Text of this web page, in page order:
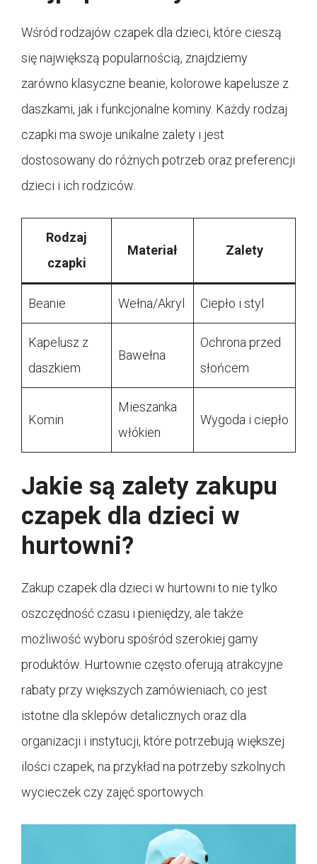
Wśród rodzajów czapek dla dzieci, które cieszą
się największą popularnością, znajdziemy
zarówno klasyczne beanie, kolorowe kapelusze z
daszkami, jak i funkcjonalne kominy. Każdy rodzaj
czapki ma swoje unikalne zalety i jest
dostosowany do różnych potrzeb oraz preferencji
dzieci i ich rodziców.
Rodzaj
czapki
Materiał Zalety
Beanie Wełna/Akryl Ciepło i styl
Kapelusz z
daszkiem
Bawełna
Ochrona przed
słońcem
Komin
Mieszanka
włókien
Wygoda i ciepło
Jakie są zalety zakupu
czapek dla dzieci w
hurtowni?
Zakup czapek dla dzieci w hurtowni to nie tylko
oszczędność czasu i pieniędzy, ale także
możliwość wyboru spośród szerokiej gamy
produktów. Hurtownie często oferują atrakcyjne
rabaty przy większych zamówieniach, co jest
istotne dla sklepów detalicznych oraz dla
organizacji i instytucji, które potrzebują większej
ilości czapek, na przykład na potrzeby szkolnych
wycieczek czy zajęć sportowych.